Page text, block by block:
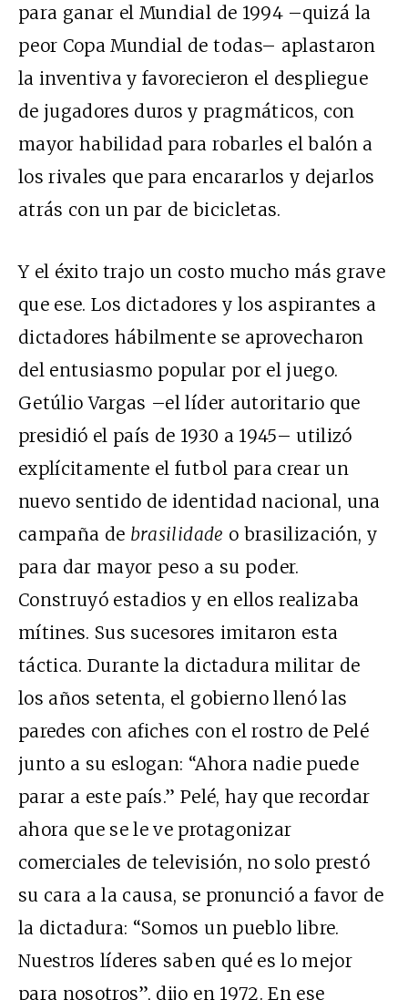
para ganar el Mundial de 1994 –quizá la
peor Copa Mundial de todas– aplastaron
la inventiva y favorecieron el despliegue
de jugadores duros y pragmáticos, con
mayor habilidad para robarles el balón a
los rivales que para encararlos y dejarlos
atrás con un par de bicicletas.
Y el éxito trajo un costo mucho más grave
que ese. Los dictadores y los aspirantes a
dictadores hábilmente se aprovecharon
del entusiasmo popular por el juego.
Getúlio Vargas –el líder autoritario que
presidió el país de 1930 a 1945– utilizó
explícitamente el futbol para crear un
nuevo sentido de identidad nacional, una
campaña de brasilidade o brasilización, y
para dar mayor peso a su poder.
Construyó estadios y en ellos realizaba
mítines. Sus sucesores imitaron esta
táctica. Durante la dictadura militar de
los años setenta, el gobierno llenó las
paredes con afiches con el rostro de Pelé
junto a su eslogan: “Ahora nadie puede
parar a este país.” Pelé, hay que recordar
ahora que se le ve protagonizar
comerciales de televisión, no solo prestó
su cara a la causa, se pronunció a favor de
la dictadura: “Somos un pueblo libre.
Nuestros líderes saben qué es lo mejor
para nosotros”, dijo en 1972. En ese